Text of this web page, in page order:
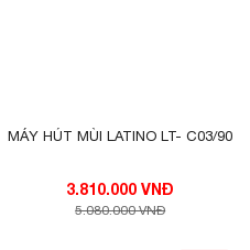
MÁY HÚT MÙI LATINO LT- C03/90
3.810.000 VNĐ
5.080.000 VNĐ